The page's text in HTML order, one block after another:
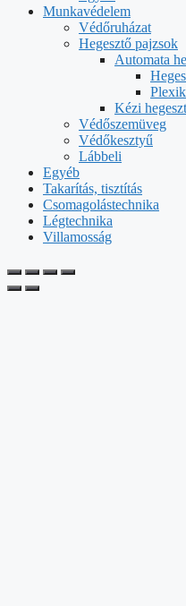
Munkavédelem
Védőruházat
Hegesztő pajzsok
Automata
Plexik
Kézi
Védőszemüveg
Védőkesztyű
Lábbeli
Egyéb
Takarítás, tisztítás
Csomagolástechnika
Légtechnika
Villamosság